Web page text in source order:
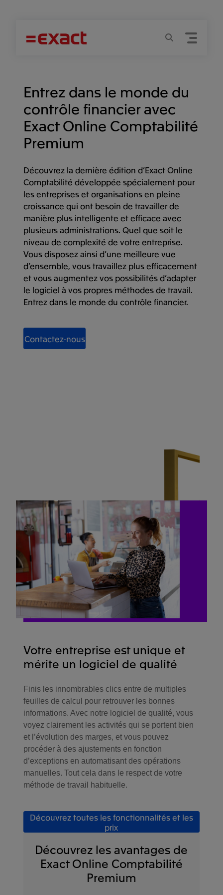
Menu
Entrez dans le monde du
contrôle financier avec
Exact Online Comptabilité
Premium
Découvrez la dernière édition d’Exact Online
Comptabilité développée spécialement pour
les entreprises et organisations en pleine
croissance qui ont besoin de travailler de
manière plus intelligente et efficace avec
plusieurs administrations. Quel que soit le
niveau de complexité de votre entreprise.
Vous disposez ainsi d’une meilleure vue
d’ensemble, vous travaillez plus efficacement
et vous augmentez vos possibilités d’adapter
le logiciel à vos propres méthodes de travail.
Entrez dans le monde du contrôle financier.
Contactez-nous
Votre entreprise est unique et
mérite un logiciel de qualité
Finis les innombrables clics entre de multiples
feuilles de calcul pour retrouver les bonnes
informations. Avec notre logiciel de qualité, vous
voyez clairement les activités qui se portent bien
et l’évolution des marges, et vous pouvez
procéder à des ajustements en fonction
d’exceptions en automatisant des opérations
manuelles. Tout cela dans le respect de votre
méthode de travail habituelle.
Découvrez toutes les fonctionnalités et les
prix
Découvrez les avantages de
Exact Online Comptabilité
Premium